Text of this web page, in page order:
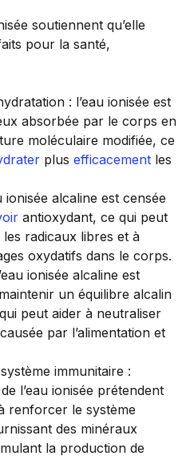
soutiennent qu’elle
pour la santé,
: l’eau ionisée est
absorbée par le corps en
moléculaire modifiée, ce
plus efficacement les
ionisée alcaline est censée
antioxydant, ce qui peut
radicaux libres et à
oxydatifs dans le corps.
ionisée alcaline est
un équilibre alcalin
peut aider à neutraliser
par l’alimentation et
immunitaire :
l’eau ionisée prétendent
renforcer le système
des minéraux
la production de